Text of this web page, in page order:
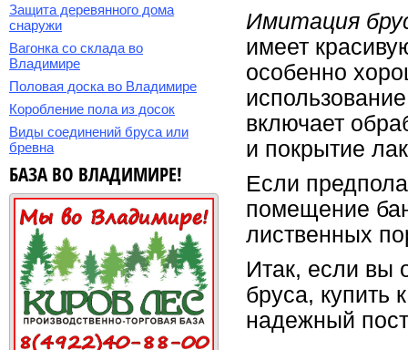
Защита деревянного дома
снаружи
Вагонка со склада во
Владимире
Половая доска во Владимире
Коробление пола из досок
Виды соединений бруса или
бревна
БАЗА ВО ВЛАДИМИРЕ!
Имитация
имеет
особенно
включает
и покрытие
Если
помещение
лиственных
Итак, если вы
бруса, купить
надежный